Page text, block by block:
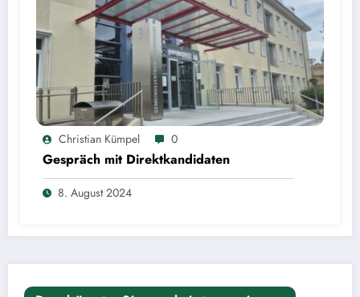
Christian Kümpel 0
Gespräch mit Direktkandidaten
8. August 2024